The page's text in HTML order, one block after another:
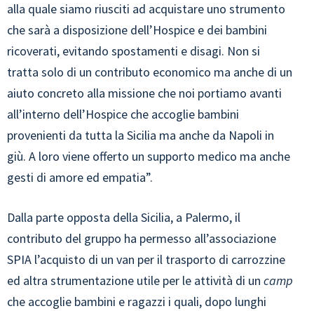
alla quale siamo riusciti ad acquistare uno strumento
che sarà a disposizione dell’Hospice e dei bambini
ricoverati, evitando spostamenti e disagi. Non si
tratta solo di un contributo economico ma anche di un
aiuto concreto alla missione che noi portiamo avanti
all’interno dell’Hospice che accoglie bambini
provenienti da tutta la Sicilia ma anche da Napoli in
giù. A loro viene offerto un supporto medico ma anche
gesti di amore ed empatia”.
Dalla parte opposta della Sicilia, a Palermo, il
contributo del gruppo ha permesso all’associazione
SPIA l’acquisto di un van per il trasporto di carrozzine
ed altra strumentazione utile per le attività di un camp
che accoglie bambini e ragazzi i quali, dopo lunghi